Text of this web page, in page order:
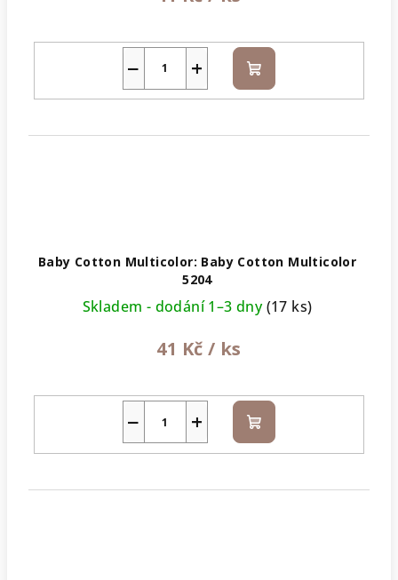
+
− Do
košíku
Baby Cotton Multicolor: Baby Cotton Multicolor
5204
Skladem - dodání 1–3 dny(17 ks)
41 Kč / ks
+
− Do
košíku